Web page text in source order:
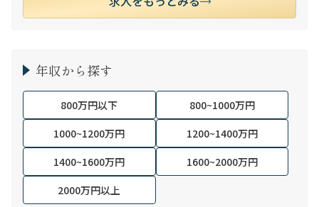
年収から探す
800万円以下
800~1000万円
1000~1200万円
1200~1400万円
1400~1600万円
1600~2000万円
2000万円以上